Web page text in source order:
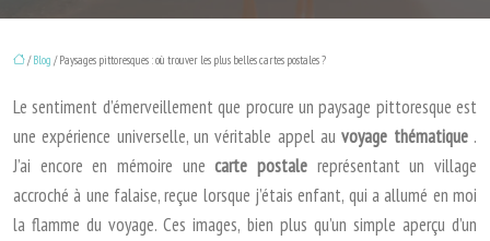
/Blog / Paysages pittoresques : où trouver les plus belles cartes postales ?
Le sentiment d’émerveillement que procure un paysage pittoresque est
une expérience universelle, un véritable appel auvoyage thématique .
J’ai encore en mémoire unecarte postale représentant un village
accroché à une falaise, reçue lorsque j’étais enfant, qui a allumé en moi
la flamme du voyage. Ces images, bien plus qu’un simple aperçu d’un